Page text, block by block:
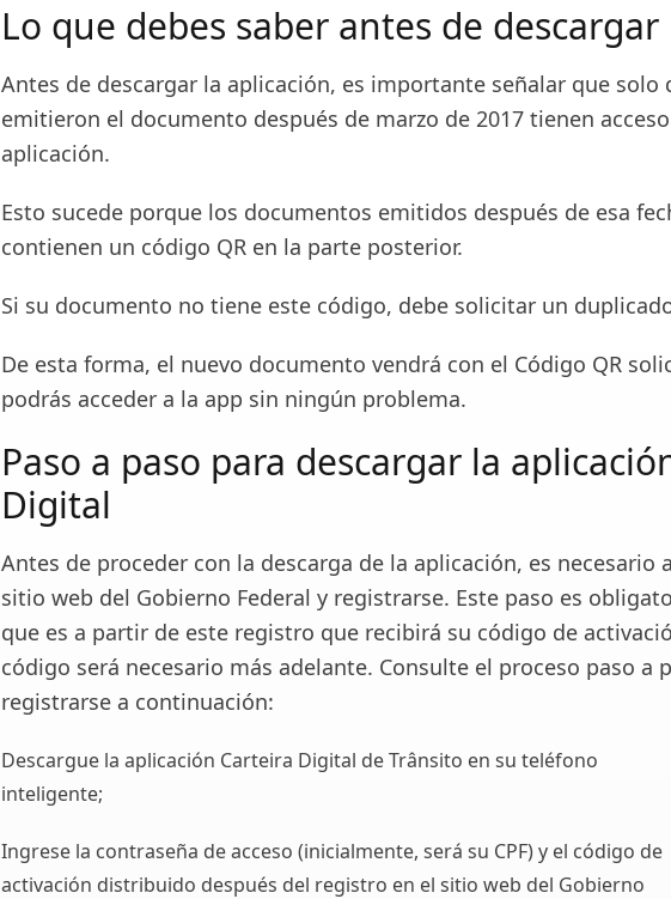
Lo que debes saber antes de descargar
Antes de descargar la aplicación, es importante señalar que solo
emitieron el documento después de marzo de 2017 tienen
aplicación.
Esto sucede porque los documentos emitidos después de esa
contienen un código QR en la parte posterior.
Si su documento no tiene este código, debe solicitar un
De esta forma, el nuevo documento vendrá con el Código QR
podrás acceder a la app sin ningún problema.
Paso a paso para descargar la
Digital
Antes de proceder con la descarga de la aplicación, es necesario
sitio web del Gobierno Federal y registrarse. Este paso es
que es a partir de este registro que recibirá su código de
código será necesario más adelante. Consulte el proceso paso a
registrarse a continuación:
Descargue la aplicación Carteira Digital de Trânsito en su teléfono
inteligente;
Ingrese la contraseña de acceso (inicialmente, será su CPF) y el código de
activación distribuido después del registro en el sitio web del Gobierno